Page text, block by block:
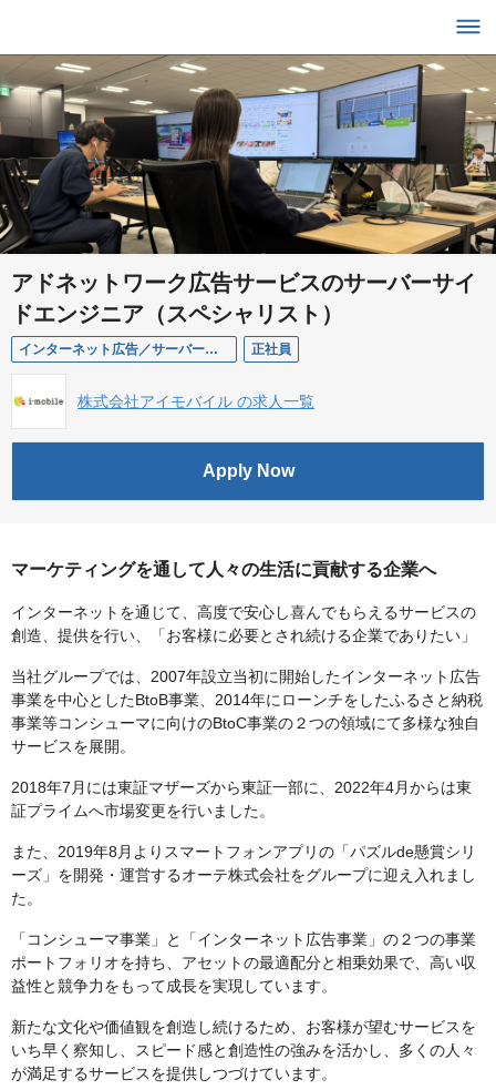
アドネットワーク広告サービスのサーバーサイ
ドエンジニア（スペシャリスト）
インターネット広告／サーバーサイドエンジニア／スペシャリスト 正社員
株式会社アイモバイル の求人一覧
Apply Now
マーケティングを通して人々の生活に貢献する企業へ
インターネットを通じて、高度で安心し喜んでもらえるサービスの
創造、提供を行い、「お客様に必要とされ続ける企業でありたい」
当社グループでは、2007年設立当初に開始したインターネット広告
事業を中心としたBtoB事業、2014年にローンチをしたふるさと納税
事業等コンシューマに向けのBtoC事業の２つの領域にて多様な独自
サービスを展開。
2018年7月には東証マザーズから東証一部に、2022年4月からは東
証プライムへ市場変更を行いました。
また、2019年8月よりスマートフォンアプリの「パズルde懸賞シリ
ーズ」を開発・運営するオーテ株式会社をグループに迎え入れまし
た。
「コンシューマ事業」と「インターネット広告事業」の２つの事業
ポートフォリオを持ち、アセットの最適配分と相乗効果で、高い収
益性と競争力をもって成長を実現しています。
新たな文化や価値観を創造し続けるため、お客様が望むサービスを
いち早く察知し、スピード感と創造性の強みを活かし、多くの人々
が満足するサービスを提供しつづけています。